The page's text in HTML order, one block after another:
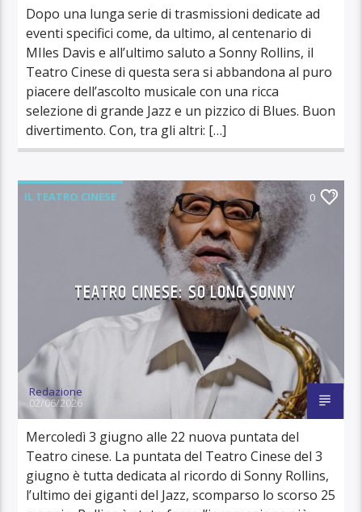
Dopo una lunga serie di trasmissioni dedicate ad
eventi specifici come, da ultimo, al centenario di
MIles Davis e all’ultimo saluto a Sonny Rollins, il
Teatro Cinese di questa sera si abbandona al puro
piacere dell’ascolto musicale con una ricca
selezione di grande Jazz e un pizzico di Blues. Buon
divertimento. Con, tra gli altri: […]
IL TEATRO CINESE 0
TEATRO CINESE: SO LONG SONNY
Redazione
02/06/2026
Mercoledì 3 giugno alle 22 nuova puntata del
Teatro cinese. La puntata del Teatro Cinese del 3
giugno è tutta dedicata al ricordo di Sonny Rollins,
l’ultimo dei giganti del Jazz, scomparso lo scorso 25